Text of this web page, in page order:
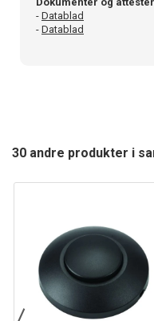
- Datablad
- Datablad
30 andre produkter i